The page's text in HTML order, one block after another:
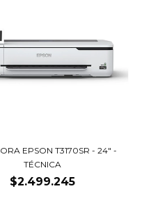
EPSON T3170SR - 24" -
TÉCNICA
$2.499.245